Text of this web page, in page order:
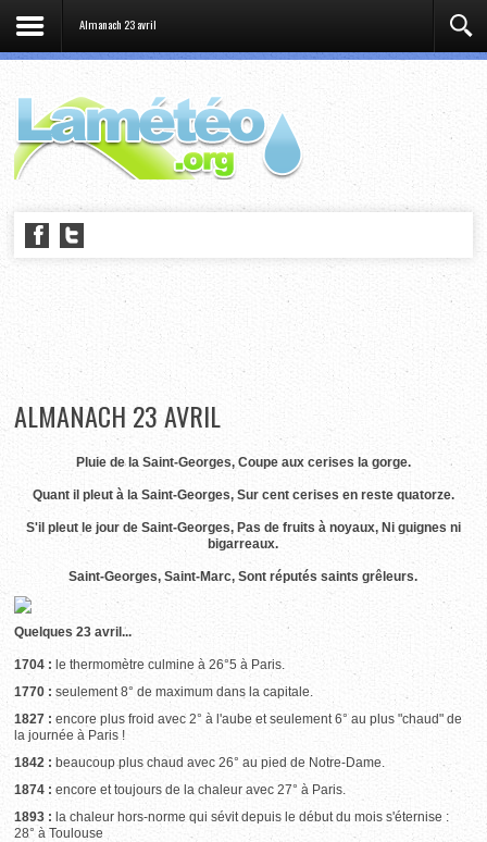
Almanach 23 avril
ALMANACH 23 AVRIL
Pluie de la Saint-Georges, Coupe aux cerises la gorge.
Quant il pleut à la Saint-Georges, Sur cent cerises en reste quatorze.
S'il pleut le jour de Saint-Georges, Pas de fruits à noyaux, Ni guignes ni
bigarreaux.
Saint-Georges, Saint-Marc, Sont réputés saints grêleurs.
Quelques 23 avril...
1704 : le thermomètre culmine à 26°5 à Paris.
1770 : seulement 8° de maximum dans la capitale.
1827 : encore plus froid avec 2° à l'aube et seulement 6° au plus "chaud" de
la journée à Paris !
1842 : beaucoup plus chaud avec 26° au pied de Notre-Dame.
1874 : encore et toujours de la chaleur avec 27° à Paris.
1893 : la chaleur hors-norme qui sévit depuis le début du mois s'éternise :
28° à Toulouse